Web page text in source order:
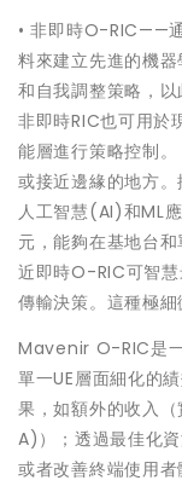
• 非即時O-RIC——
料來建立先進的機
和自我調整策略，以
非即時RIC也可用於
能層進行策略控制
或接近邊緣的地方
人工智慧(AI)和ML
元，能夠在基地台和
近即時O-RIC可智
傳輸決策。這種極細
Mavenir O-RIC是
單一UE層面細化的
果，如額外的收入
A)）；透過最佳化
或者改善終端使用